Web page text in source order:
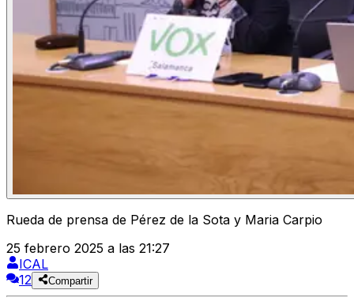
Rueda de prensa de Pérez de la Sota y Maria Carpio
25 febrero 2025 a las 21:27
ICAL
12
Compartir